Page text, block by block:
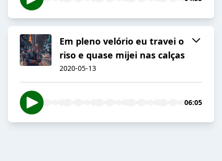
Em pleno velório eu travei o
riso e quase mijei nas calças
2020-05-13
06:05